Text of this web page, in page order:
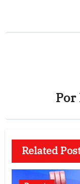
Por
Related